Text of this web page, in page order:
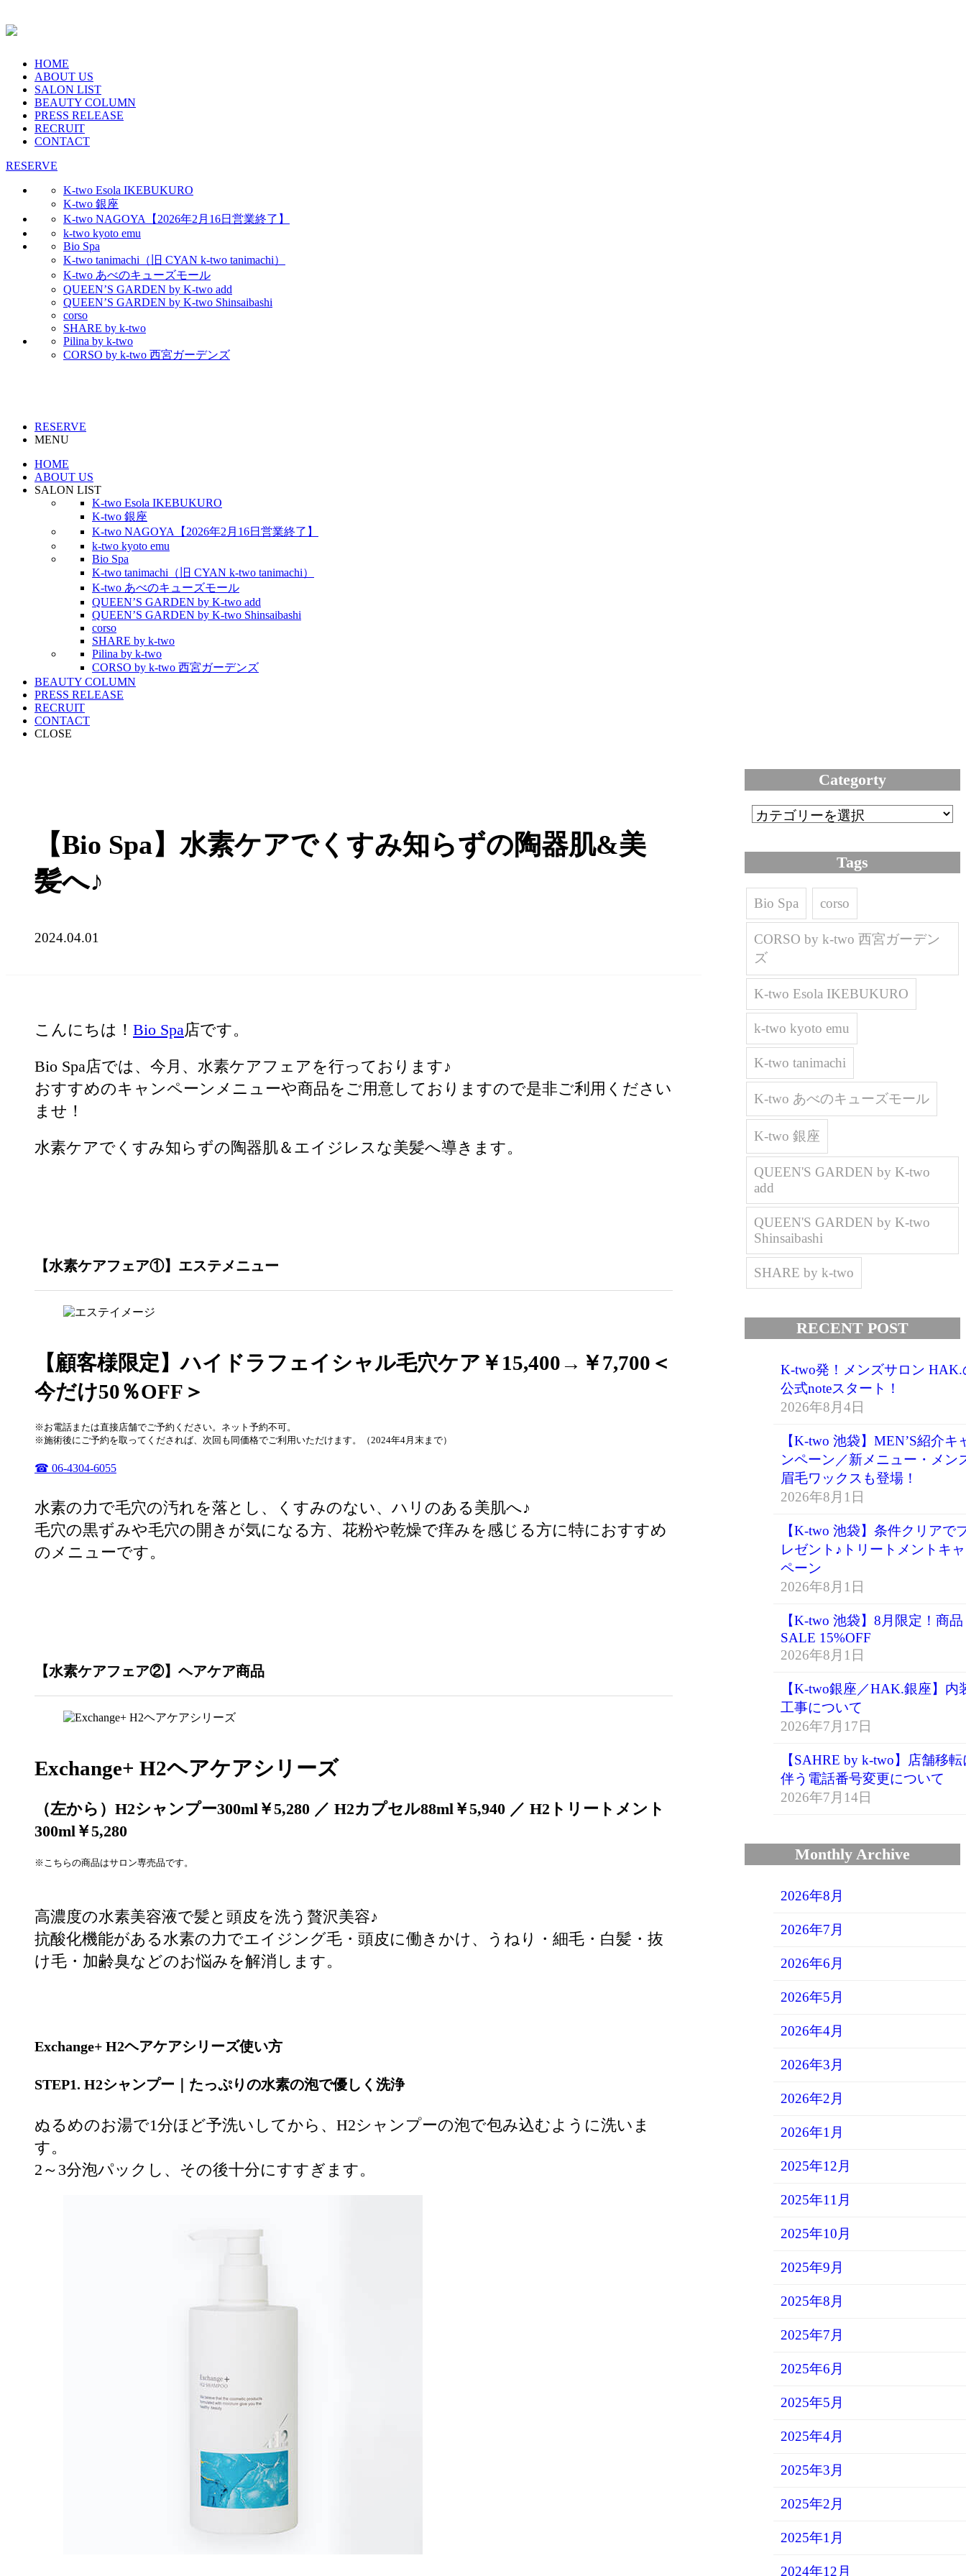
HOME
ABOUT US
SALON LIST
BEAUTY COLUMN
PRESS RELEASE
RECRUIT
CONTACT
RESERVE
K-two Esola IKEBUKURO
K-two 銀座
K-two NAGOYA【2026年2月16日営業終了】
k-two kyoto emu
Bio Spa
K-two tanimachi（旧 CYAN k-two tanimachi）
K-two あべのキューズモール
QUEEN’S GARDEN by K-two add
QUEEN’S GARDEN by K-two Shinsaibashi
corso
SHARE by k-two
Pilina by k-two
CORSO by k-two 西宮ガーデンズ
RESERVE
MENU
HOME
ABOUT US
SALON LIST
K-two Esola IKEBUKURO
K-two 銀座
K-two NAGOYA【2026年2月16日営業終了】
k-two kyoto emu
Bio Spa
K-two tanimachi（旧 CYAN k-two tanimachi）
K-two あべのキューズモール
QUEEN’S GARDEN by K-two add
QUEEN’S GARDEN by K-two Shinsaibashi
corso
SHARE by k-two
Pilina by k-two
CORSO by k-two 西宮ガーデンズ
BEAUTY COLUMN
PRESS RELEASE
RECRUIT
CONTACT
CLOSE
【Bio Spa】水素ケアでくすみ知らずの陶器肌&美
髪へ♪
2024.04.01
こんにちは！ Bio Spa店です。
Bio Spa店では、今月、水素ケアフェアを行っております♪
おすすめのキャンペーンメニューや商品をご用意しておりますので是非ご利用ください
ませ！
水素ケアでくすみ知らずの陶器肌＆エイジレスな美髪へ導きます。
【水素ケアフェア①】エステメニュー
【顧客様限定】ハイドラフェイシャル毛穴ケア￥15,400→ ￥7,700 ＜
今だけ50％OFF＞
※お電話または直接店舗でご予約ください。ネット予約不可。
※施術後にご予約を取ってくだされば、次回も同価格でご利用いただけます。（2024年4月末まで）
☎ 06-4304-6055
水素の力で毛穴の汚れを落とし、くすみのない、ハリのある美肌へ♪
毛穴の黒ずみや毛穴の開きが気になる方、花粉や乾燥で痒みを感じる方に特におすすめ
のメニューです。
【水素ケアフェア②】ヘアケア商品
Exchange+ H2ヘアケアシリーズ
（左から）H2シャンプー300ml￥5,280 ／ H2カプセル88ml￥5,940 ／ H2トリートメント
300ml￥5,280
※こちらの商品はサロン専売品です。
高濃度の水素美容液で髪と頭皮を洗う贅沢美容♪
抗酸化機能がある水素の力でエイジング毛・頭皮に働きかけ、うねり・細毛・白髪・抜
け毛・加齢臭などのお悩みを解消します。
Exchange+ H2ヘアケアシリーズ使い方
STEP1. H2シャンプー｜たっぷりの水素の泡で優しく洗浄
ぬるめのお湯で1分ほど予洗いしてから、H2シャンプーの泡で包み込むように洗いま
す。
2～3分泡パックし、その後十分にすすぎます。
Categorty
Tags
Bio Spa corso
CORSO by k-two 西宮ガーデン
ズ
K-two Esola IKEBUKURO
k-two kyoto emu
K-two tanimachi
K-two あべのキューズモール
K-two 銀座
QUEEN'S GARDEN by K-two
add
QUEEN'S GARDEN by K-two
Shinsaibashi
SHARE by k-two
RECENT POST
K-two発！メンズサロン HAK.
公式noteスタート！
2026年8月4日
【K-two 池袋】MEN’S紹介キ
ンペーン／新メニュー・メン
眉毛ワックスも登場！
2026年8月1日
【K-two 池袋】条件クリアで
レゼント♪トリートメントキ
ペーン
2026年8月1日
【K-two 池袋】8月限定！商品
SALE 15%OFF
2026年8月1日
【K-two銀座／HAK.銀座】内
工事について
2026年7月17日
【SAHRE by k-two】店舗移転
伴う電話番号変更について
2026年7月14日
Monthly Archive
2026年8月
2026年7月
2026年6月
2026年5月
2026年4月
2026年3月
2026年2月
2026年1月
2025年12月
2025年11月
2025年10月
2025年9月
2025年8月
2025年7月
2025年6月
2025年5月
2025年4月
2025年3月
2025年2月
2025年1月
2024年12月